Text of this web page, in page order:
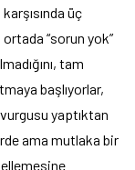
üç
“sorun yok”
tam
başlıyorlar,
yaptıktan
ama mutlaka bir